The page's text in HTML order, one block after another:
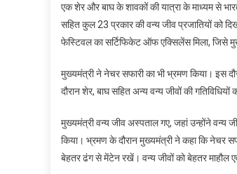
एक शेर और बाघ के शावकों की यात्रा के माध्यम से
सहित कुल 23 प्रकार की वन्य जीव प्रजातियों को
फेस्टिवल का सर्टिफिकेट ऑफ एक्सिलेंस मिला, जिसे
मुख्यमंत्री ने नेचर सफारी का भी भ्रमण किया। इस
दौरान शेर, बाघ सहित अन्य वन्य जीवों की
मुख्यमंत्री वन्य जीव अस्पताल गए, जहां उन्होंने वन्य
किया। भ्रमण के दौरान मुख्यमंत्री ने कहा कि नेचर
बेहतर ढंग से मेंटेन रखें। वन्य जीवों को बेहतर माहौल